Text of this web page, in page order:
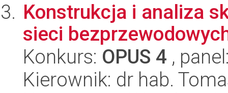
Konstrukcja i analiza
sieci
Konkurs: OPUS 4 ,
Kierownik: dr hab.